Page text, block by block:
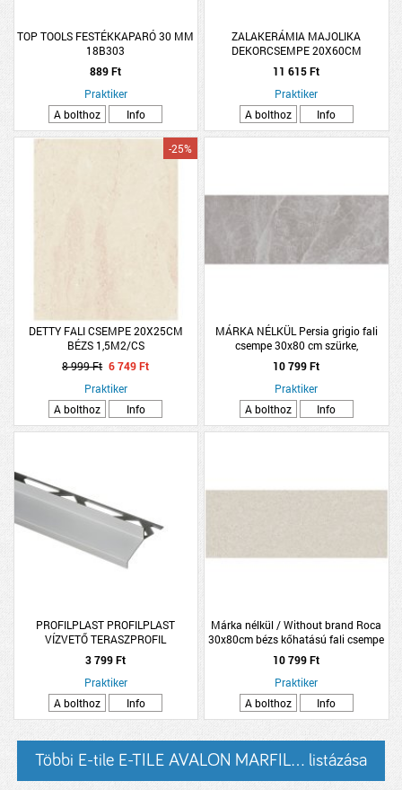
TOP TOOLS FESTÉKKAPARÓ 30 MM
18B303
889 Ft
Praktiker
A bolthoz
Info
ZALAKERÁMIA MAJOLIKA
DEKORCSEMPE 20X60CM
1,32M2/CSOMAG
11 615 Ft
Praktiker
A bolthoz
Info
DETTY FALI CSEMPE 20X25CM
BÉZS 1,5M2/CS
-25%
8 999 Ft 6 749 Ft
Praktiker
A bolthoz
Info
MÁRKA NÉLKÜL Persia grigio fali
csempe 30x80 cm szürke,
1,44m2/csomag
10 799 Ft
Praktiker
A bolthoz
Info
PROFILPLAST PROFILPLAST
VÍZVETŐ TERASZPROFIL
ALUMÍNIUM, ELOXÁLT, 7MMX2,5M,
MATT EZÜST
3 799 Ft
Praktiker
A bolthoz
Info
Márka nélkül / Without brand Roca
30x80cm bézs kőhatású fali csempe
10 799 Ft
Praktiker
A bolthoz
Info
Többi E-tile E-TILE AVALON MARFIL... listázása